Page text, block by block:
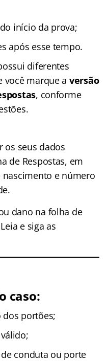
do início da prova;
após esse tempo.
diferentes
você marque a versão
, conforme
os seus dados
de Respostas, em
nascimento e número
dano na folha de
e siga as
caso:
dos portões;
conduta ou porte